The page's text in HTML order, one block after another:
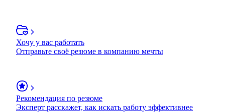
Хочу у вас работать
Отправьте своё резюме в компанию мечты
Рекомендация по резюме
Эксперт расскажет, как искать работу эффективнее